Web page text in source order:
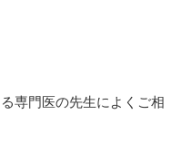
専門医の先生によくご相